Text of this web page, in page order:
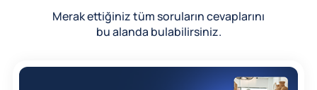
Merak ettiğiniz tüm soruların cevaplarını
bu alanda bulabilirsiniz.